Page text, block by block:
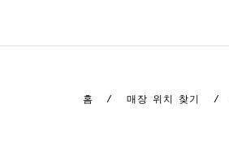
홈 / 매장 위치 찾기 /